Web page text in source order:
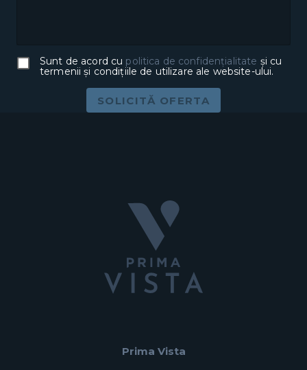
Sunt de acord cu politica de confidențialitate și cu
termenii și condițiile de utilizare ale website-ului.
SOLICITĂ OFERTA
Prima Vista